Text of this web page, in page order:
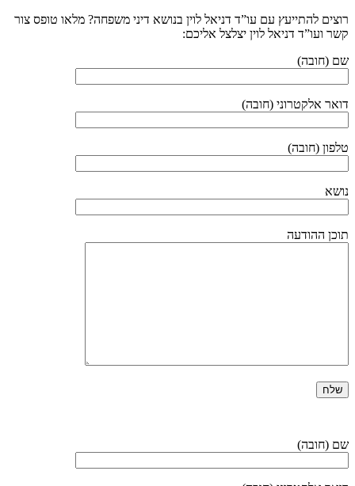
רוצים להתייעץ עם עו”ד דניאל לוין בנושא דיני משפחה? מלאו טופס צור
קשר ועו”ד דניאל לוין יצלצל אליכם:
שם (חובה)
דואר אלקטרוני (חובה)
טלפון (חובה)
נושא
תוכן ההודעה
שם (חובה)